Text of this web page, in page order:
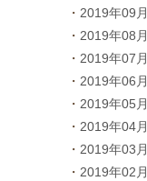
2019年09月
2019年08月
2019年07月
2019年06月
2019年05月
2019年04月
2019年03月
2019年02月